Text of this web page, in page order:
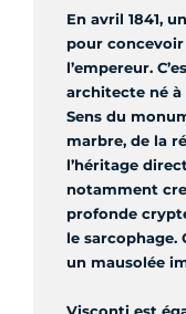
En avril 1841,
pour
l’empereur.
architecte né à
Sens du
marbre, de la
l’héritage
notamment
profonde
le sarcophage.
un mausolée
Visconti est